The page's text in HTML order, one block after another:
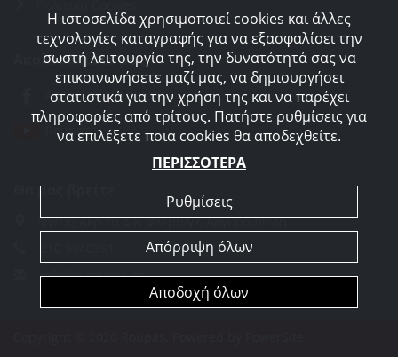
Ακολουθείστε μας
Agorakreatonroupas
Roupas
Θα μας βρείτε
Διγενή Ακρίτα 4 & Φλέμινγκ, Αργυρούπολη
info@e-roupas.gr
Η ιστοσελίδα χρησιμοποιεί cookies και άλλες
τεχνολογίες καταγραφής για να εξασφαλίσει την
σωστή λειτουργία της, την δυνατότητά σας να
επικοινωνήσετε μαζί μας, να δημιουργήσει
στατιστικά για την χρήση της και να παρέχει
πληροφορίες από τρίτους. Πατήστε ρυθμίσεις για
να επιλέξετε ποια cookies θα αποδεχθείτε.
ΠΕΡΙΣΣΟΤΕΡΑ
Ρυθμίσεις
Απόρριψη όλων
Αποδοχή όλων